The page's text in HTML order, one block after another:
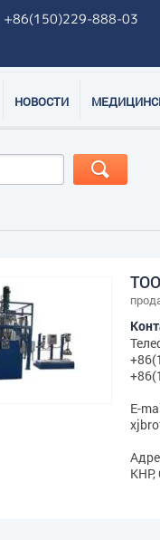
+86(150)229-888-03
НОВОСТИ
E-
КНР,